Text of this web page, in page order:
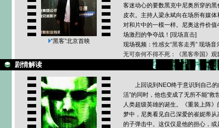
“黑客”北京首映
客迷动心的要数黑克中尼奥所穿的
皮衣。主持人梁永斌向在场所有媒
对和片中的一模一样。尼奥这件价
场激烈的争夺战！[现场直击]
现场视频：性感女“黑客走秀” 现场音
无可奈何不得不死：《黑客帝国》观
剧情解读
上回说到NEO终于意识到自己
活”的同时，他也变成了无所不能“救
人类超级英雄的诞生。《重装上阵
梦中，尼奥看见自己深爱的崔妮蒂
的子弹击中。这仅仅是他的担心，